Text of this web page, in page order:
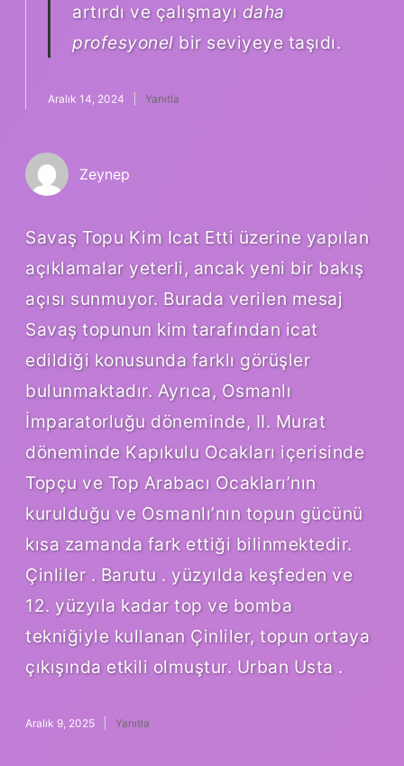
artırdı ve çalışmayı daha
profesyonel bir seviyeye taşıdı.
Aralık 14, 2024 Yanıtla
Zeynep
Savaş Topu Kim Icat Etti üzerine yapılan
açıklamalar yeterli, ancak yeni bir bakış
açısı sunmuyor. Burada verilen mesaj
Savaş topunun kim tarafından icat
edildiği konusunda farklı görüşler
bulunmaktadır. Ayrıca, Osmanlı
İmparatorluğu döneminde, II. Murat
döneminde Kapıkulu Ocakları içerisinde
Topçu ve Top Arabacı Ocakları’nın
kurulduğu ve Osmanlı’nın topun gücünü
kısa zamanda fark ettiği bilinmektedir.
Çinliler . Barutu . yüzyılda keşfeden ve
12. yüzyıla kadar top ve bomba
tekniğiyle kullanan Çinliler, topun ortaya
çıkışında etkili olmuştur. Urban Usta .
Aralık 9, 2025 Yanıtla